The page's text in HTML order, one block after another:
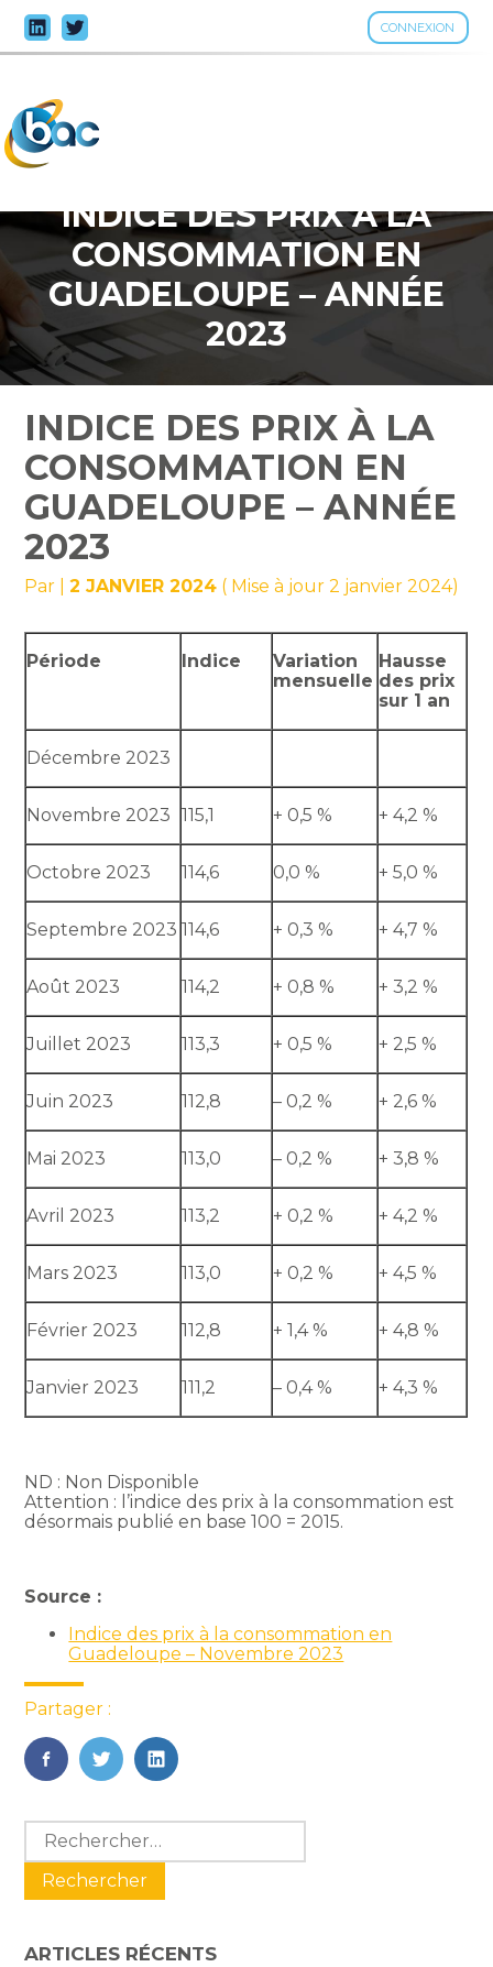
CONNEXION
Aller
au
INDICE DES PRIX À LA
CONSOMMATION EN
GUADELOUPE – ANNÉE
2023
INDICE DES PRIX À LA
CONSOMMATION EN
GUADELOUPE – ANNÉE
2023
Par |2 JANVIER 2024 ( Mise à jour 2 janvier 2024)
Période Indice
Variation
mensuelle
Hausse
des prix
sur 1 an
Décembre 2023
Novembre 2023 115,1 + 0,5 % + 4,2 %
Octobre 2023 114,6 0,0 % + 5,0 %
Septembre 2023 114,6 + 0,3 % + 4,7 %
Août 2023 114,2 + 0,8 % + 3,2 %
Juillet 2023 113,3 + 0,5 % + 2,5 %
Juin 2023 112,8 – 0,2 % + 2,6 %
Mai 2023 113,0 – 0,2 % + 3,8 %
Avril 2023 113,2 + 0,2 % + 4,2 %
Mars 2023 113,0 + 0,2 % + 4,5 %
Février 2023 112,8 + 1,4 % + 4,8 %
Janvier 2023 111,2 – 0,4 % + 4,3 %
ND : Non Disponible
Attention : l’indice des prix à la consommation est
désormais publié en base 100 = 2015.
Source :
Indice des prix à la consommation en
Guadeloupe – Novembre 2023
Partager :
FaceBook
TwitterLinkedIn
Blog
sidebar
Rechercher :
ARTICLES RÉCENTS